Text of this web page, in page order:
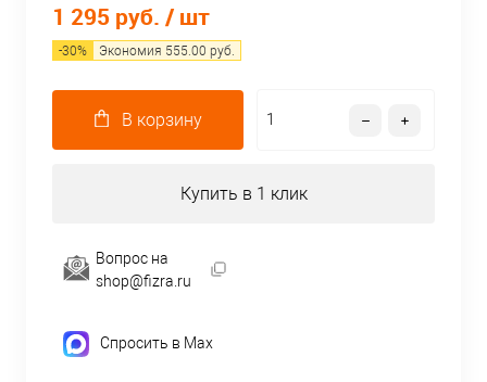
1 295 руб. / шт
-30% Экономия 555.00 руб.
В корзину
Купить в 1 клик
Вопрос на
shop@fizra.ru
Спросить в Max